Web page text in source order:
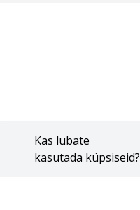
Kas lubate
kasutada küpsiseid?